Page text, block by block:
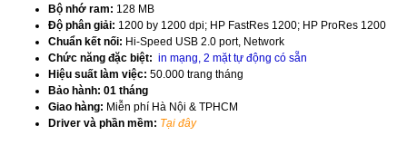
Bộ nhớ ram: 128 MB
Độ phân giải: 1200 by 1200 dpi; HP FastRes 1200; HP ProRes 1200
Chuẩn kết nối: Hi-Speed USB 2.0 port, Network
Chức năng đặc biệt: in mạng, 2 mặt tự động có sẵn
Hiệu suất làm việc: 50.000 trang tháng
Bảo hành: 01 tháng
Giao hàng: Miễn phí Hà Nội & TPHCM
Driver và phần mềm: Tại đây